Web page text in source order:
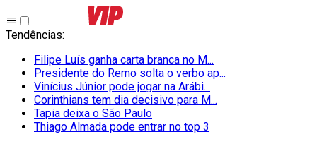
Tendências:
Filipe Luís ganha carta branca no M...
Presidente do Remo solta o verbo ap...
Vinícius Júnior pode jogar na Arábi...
Corinthians tem dia decisivo para M...
Tapia deixa o São Paulo
Thiago Almada pode entrar no top 3